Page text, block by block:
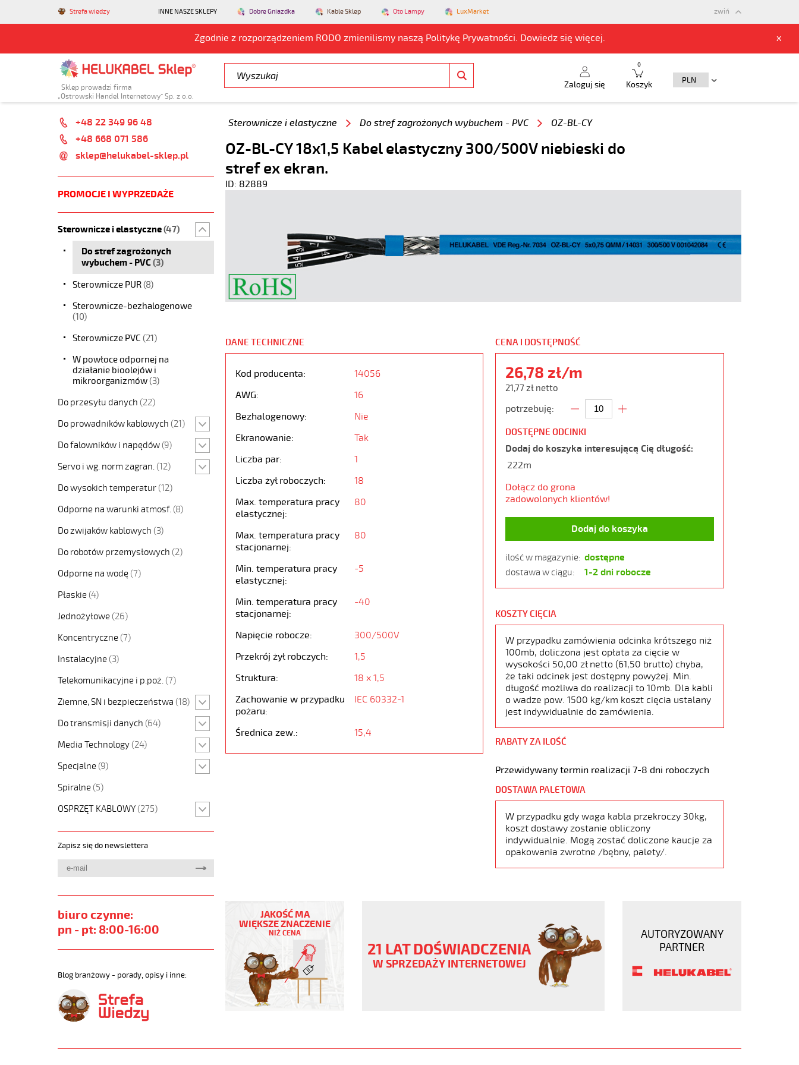
Strefa wiedzy INNE NASZE SKLEPY Dobre Gniazdka Kable Sklep Oto Lampy LuxMarket
Zgodnie z rozporządzeniem RODO zmienilismy naszą Politykę Prywatności. Dowiedz się więcej. x
zwiń
Sklep prowadzi firma
„Ostrowski Handel Internetowy” Sp. z o.o.
Zaloguj się Koszyk
0
+48 22 349 96 48
+48 668 071 586
sklep@helukabel-sklep.pl
PROMOCJE I WYPRZEDAŻE
Sterownicze i elastyczne(47)
Do stref zagrożonych
wybuchem - PVC(3)
Sterownicze PUR(8)
Sterownicze-bezhalogenowe
(10)
Sterownicze PVC (21)
W powłoce odpornej na
działanie bioolejów i
mikroorganizmów(3)
Do przesyłu danych (22)
Do prowadników kablowych (21)
Do falowników i napędów (9)
Servo i wg. norm zagran. (12)
Do wysokich temperatur (12)
Odporne na warunki atmosf. (8)
Do zwijaków kablowych (3)
Do robotów przemysłowych (2)
Odporne na wodę (7)
Płaskie (4)
Jednożyłowe (26)
Koncentryczne (7)
Instalacyjne (3)
Telekomunikacyjne i p.poż. (7)
Ziemne, SN i bezpieczeństwa (18)
Do transmisji danych (64)
Media Technology (24)
Specjalne (9)
Spiralne (5)
OSPRZĘT KABLOWY (275)
Zapisz się do newslettera
biuro czynne:
pn - pt: 8:00-16:00
Blog branżowy - porady, opisy i inne:
Sterownicze i elastyczne Do stref zagrożonych wybuchem - PVC OZ-BL-CY
OZ-BL-CY 18x1,5 Kabel elastyczny 300/500V niebieski do
stref ex ekran.
ID: 82889
DANE TECHNICZNE
Kod producenta:
14056
AWG:
16
Bezhalogenowy:
Nie
Ekranowanie:
Tak
Liczba par:
1
Liczba żył roboczych:
18
Max. temperatura pracy
elastycznej:
80
Max. temperatura pracy
stacjonarnej:
80
Min. temperatura pracy
elastycznej:
-5
Min. temperatura pracy
stacjonarnej:
-40
Napięcie robocze:
300/500V
Przekrój żył robczych:
1,5
Struktura:
18 x 1,5
Zachowanie w przypadku
pożaru:
IEC 60332-1
Średnica zew.: 15,4
CENA I DOSTĘPNOŚĆ
26,78 zł/m
21,77 zł netto
potrzebuję:
DOSTĘPNE ODCINKI
Dodaj do koszyka interesującą Cię długość:
222m
Dołącz do grona
zadowolonych klientów!
Dodaj do koszyka
ilość w magazynie: dostępne
dostawa w ciągu: 1-2 dni robocze
KOSZTY CIĘCIA
W przypadku zamówienia odcinka krótszego niż
100mb, doliczona jest opłata za cięcie w
wysokości 50,00 zł netto (61,50 brutto) chyba,
że taki odcinek jest dostępny powyżej. Min.
długość możliwa do realizacji to 10mb. Dla kabli
o wadze pow. 1500 kg/km koszt cięcia ustalany
jest indywidualnie do zamówienia.
RABATY ZA ILOŚĆ
Przewidywany termin realizacji 7-8 dni roboczych
DOSTAWA PALETOWA
W przypadku gdy waga kabla przekroczy 30kg,
koszt dostawy zostanie obliczony
indywidualnie. Mogą zostać doliczone kaucje za
opakowania zwrotne /bębny, palety/.
18x1,5
elastyczny
300/500V
niebieski
sklep.pl/upload/galleries/products/1548-
JAKOŚĆ MA
WIĘKSZE ZNACZENIE
NIŻ CENA
21 LAT DOŚWIADCZENIA
W SPRZEDAŻY INTERNETOWEJ
AUTORYZOWANY
PARTNER